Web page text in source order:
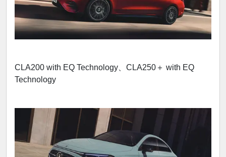
CLA200 with EQ Technology、CLA250＋ with EQ
Technology